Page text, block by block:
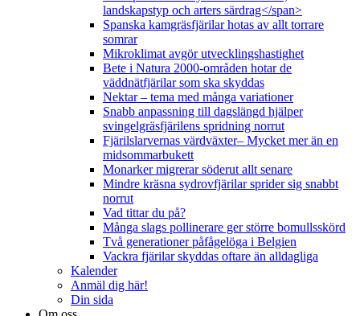
landskapstyp och arters särdrag</span>
Spanska kamgräsfjärilar hotas av allt torrare
somrar
Mikroklimat avgör utvecklingshastighet
Bete i Natura 2000-områden hotar de
väddnätfjärilar som ska skyddas
Nektar – tema med många variationer
Snabb anpassning till dagslängd hjälper
svingelgräsfjärilens spridning norrut
Fjärilslarvernas värdväxter– Mycket mer än en
midsommarbukett
Monarker migrerar söderut allt senare
Mindre kräsna sydrovfjärilar sprider sig snabbt
norrut
Vad tittar du på?
Många slags pollinerare ger större bomullsskörd
Två generationer påfågelöga i Belgien
Vackra fjärilar skyddas oftare än alldagliga
Kalender
Anmäl dig här!
Din sida